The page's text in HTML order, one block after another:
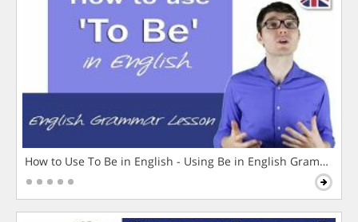
How to Use To Be in English - Using Be in English Grammar